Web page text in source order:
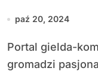
paź 20, 2024
Portal gielda-komputerowa.pl to miejsce, które
gromadzi